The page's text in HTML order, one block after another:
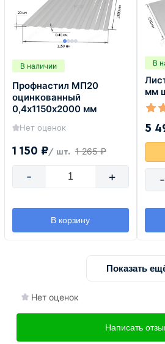
В наличии
Профнастил МП20
оцинкованный
0,4х1150х2000 мм
Нет оценок
1 150 ₽/ шт. 1 265 ₽
- +
В корзину
В
мм
5
-
Показать
Нет оценок
Написать